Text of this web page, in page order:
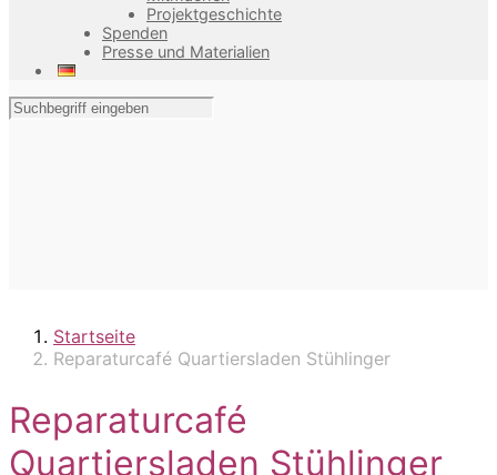
Projektgeschichte
Spenden
Presse und Materialien
Startseite
Reparaturcafé Quartiersladen Stühlinger
Reparaturcafé
Quartiersladen Stühlinger